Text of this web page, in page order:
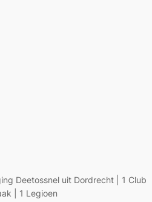
Deetossnel uit Dordrecht | 1 Club
| 1 Legioen